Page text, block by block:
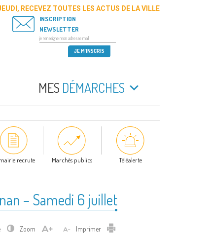
RECEVEZ TOUTES LES ACTUS DE LA VILLE
INSCRIPTION
NEWSLETTER
MES DÉMARCHES
recrute Marchés publics Téléalerte
– Samedi 6 juillet
Zoom Imprimer Imprimer